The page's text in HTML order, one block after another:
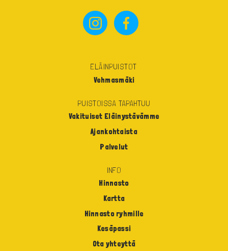
ELÄINPUISTOT
Vehmasmäki
PUISTOISSA TAPAHTUU
Vakituiset Eläinystävämme
Ajankohtaista
Palvelut
INFO
Hinnasto
Kartta
Hinnasto ryhmille
Kesäpassi
Ota yhteyttä